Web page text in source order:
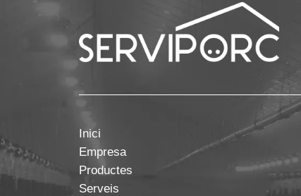
Inici
Empresa
Productes
Serveis